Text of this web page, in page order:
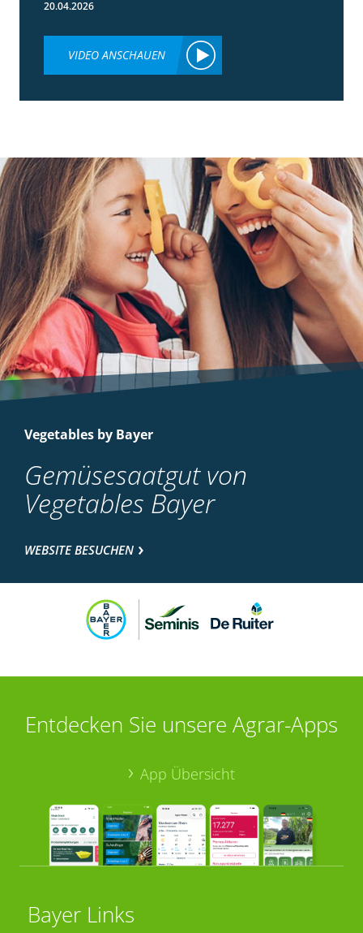
20.04.2026
VIDEO ANSCHAUEN
Vegetables by Bayer
Gemüsesaatgut von
Vegetables Bayer
WEBSITE BESUCHEN
Entdecken Sie unsere Agrar-Apps
App Übersicht
Bayer Links